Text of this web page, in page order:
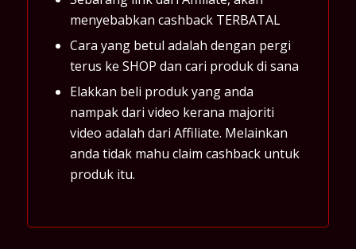
menyebabkan cashback TERBATAL
Cara yang betul adalah dengan pergi
terus ke SHOP dan cari produk di sana
Elakkan beli produk yang anda
nampak dari video kerana majoriti
video adalah dari Affiliate. Melainkan
anda tidak mahu claim cashback untuk
produk itu.